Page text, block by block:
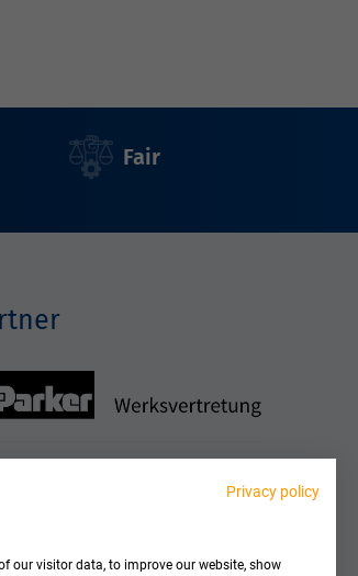
Fair
Privacy policy
our visitor data, to improve our website, show